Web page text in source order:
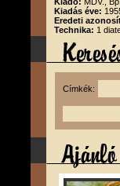
Kiadás éve:
Eredeti
Technika: 1
Címkék: